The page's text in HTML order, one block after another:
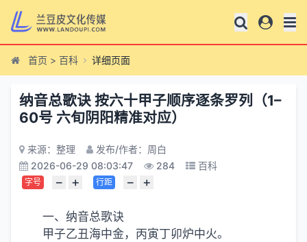
首页 > 百科 详细页面
纳音总歌诀 按六十甲子顺序逐条罗列（1–
60号 六旬阴阳精准对应）
来源：整理
发布/作者：周白
2026-06-29 08:03:47
284 百科
字号 − + 行距 − +
一、纳音总歌诀
甲子乙丑海中金，丙寅丁卯炉中火。